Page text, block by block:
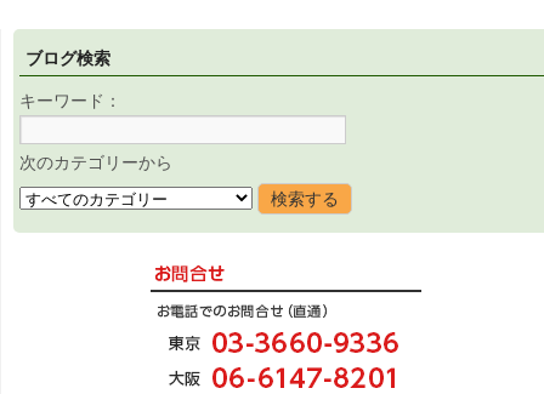
ブログ検索
キーワード：
次のカテゴリーから